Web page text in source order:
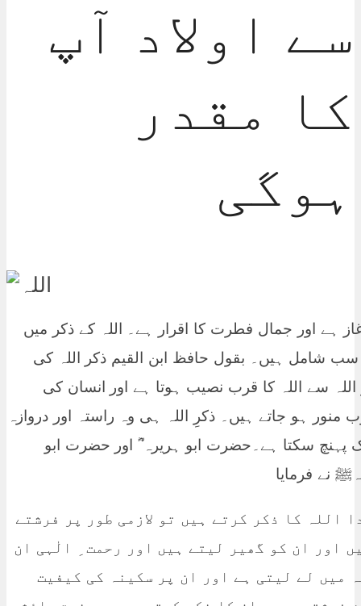
سے اولاد آپ
کا مقدر
ہوگی
ہے اور جمال فطرت کا اقرار ہے۔ اللہ کے ذکر میں
سب شامل ہیں۔ بقول حافظ ابن القیم ذکر اللہ کی
سے اللہ کا قرب نصیب ہوتا ہے اور انسان کی
ہو جاتے ہیں۔ ذکرِ اللہ ہی وہ راستہ اور دروازہ
پہنچ سکتا ہے۔حضرت ابو ہریرہ ؓ اور حضرت ابو
اللہ کا ذکر کرتے ہیں تو لازمی طور پر فرشتے
اور ان کو گھیر لیتے ہیں اور رحمت ِ الٰہی ان
میں لے لیتی ہے اور ان پر سکینہ کی کیفیت